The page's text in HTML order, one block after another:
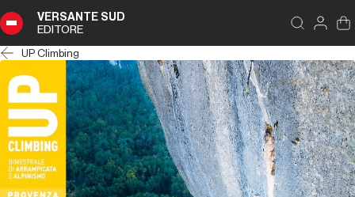
VERSANTE SUD
EDITORE
UP Climbing